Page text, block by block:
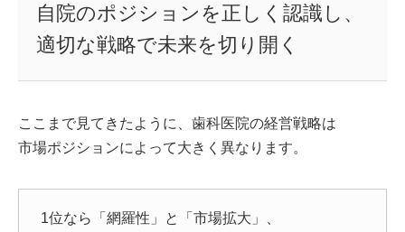
自院のポジションを正しく認識し、
適切な戦略で未来を切り開く
ここまで見てきたように、歯科医院の経営戦略は
市場ポジションによって大きく異なります。
1位なら「網羅性」と「市場拡大」、